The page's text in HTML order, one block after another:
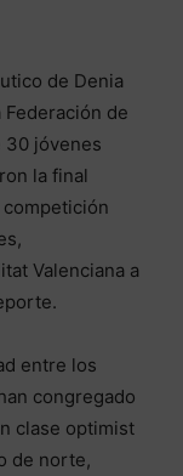
de Denia
de
30 jóvenes
la final
Valenciana a
entre los
congregado
clase optimist
de norte,